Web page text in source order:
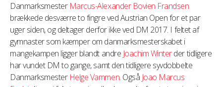
Danmarksmester Marcus-Alexander Bovien Frandsen
brækkede desværre to fingre ved Austrian Open for et par
uger siden, og deltager derfor ikke ved DM 2017. I feltet af
gymnaster som kæmper om danmarksmesterskabet i
mangekampen ligger blandt andre Joachim Winterder tidligere
har vundet DM to gange, samt den tidligere syvdobbelte
Danmarksmester Helge Vammen. Også Joao Marcus